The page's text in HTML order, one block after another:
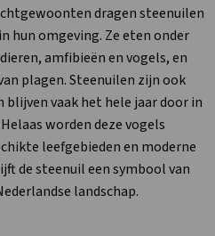
dragen steenuilen
hun omgeving. Ze eten onder
amfibieën en vogels, en
plagen. Steenuilen zijn ook
vaak het hele jaar door in
worden deze vogels
leefgebieden en moderne
de steenuil een symbool van
landschap.